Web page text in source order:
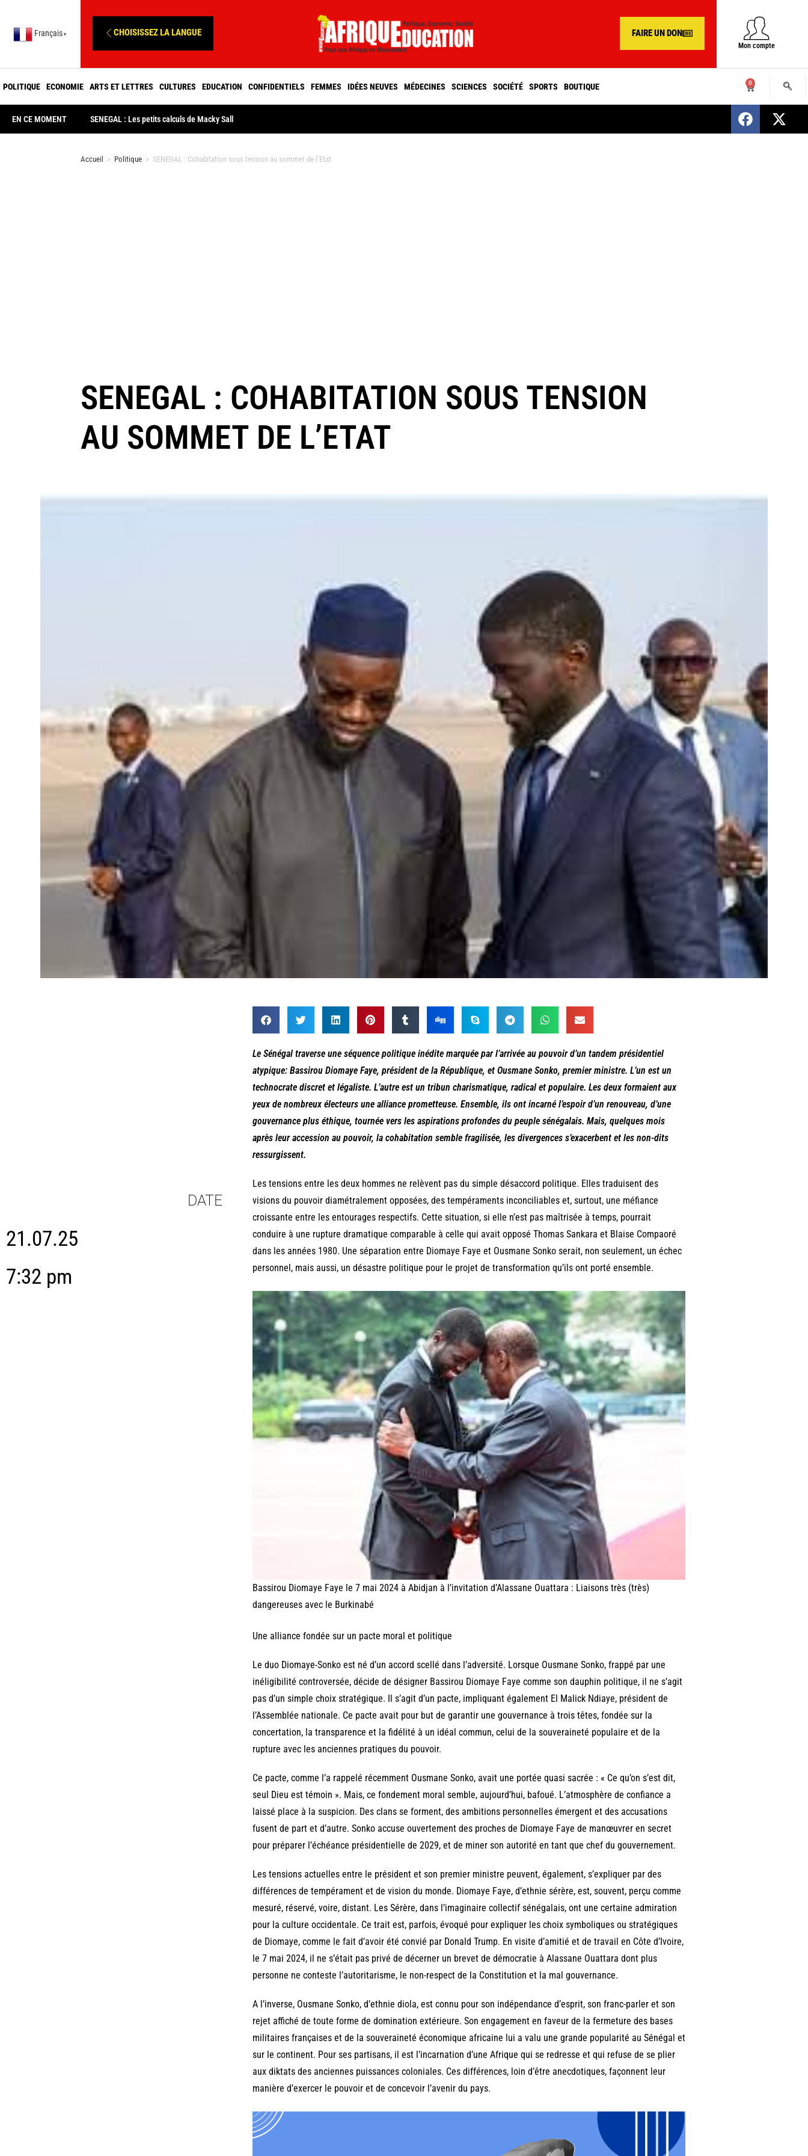
Français ▼ CHOISISSEZ LA LANGUE FAIRE UN DON
Mon compte
POLITIQUE ECONOMIE ARTS ET LETTRES CULTURES EDUCATION CONFIDENTIELS FEMMES IDÉES NEUVES MÉDECINES SCIENCES SOCIÉTÉ SPORTS BOUTIQUE 0
EN CE MOMENT SENEGAL : Les petits calculs de Macky Sall SENEGAL : Nomination d’un nouveau
Accueil > Politique > SENEGAL : Cohabitation sous tension au sommet de l’Etat
SENEGAL : COHABITATION SOUS TENSION
AU SOMMET DE L’ETAT
DATE
21.07.25
7:32 pm
Le Sénégal traverse une séquence politique inédite marquée par l’arrivée au pouvoir d’un tandem présidentiel
atypique: Bassirou Diomaye Faye, président de la République, et Ousmane Sonko, premier ministre. L’un est un
technocrate discret et légaliste. L’autre est un tribun charismatique, radical et populaire. Les deux formaient aux
yeux de nombreux électeurs une alliance prometteuse. Ensemble, ils ont incarné l’espoir d’un renouveau, d’une
gouvernance plus éthique, tournée vers les aspirations profondes du peuple sénégalais. Mais, quelques mois
après leur accession au pouvoir, la cohabitation semble fragilisée, les divergences s’exacerbent et les non-dits
ressurgissent.
Les tensions entre les deux hommes ne relèvent pas du simple désaccord politique. Elles traduisent des
visions du pouvoir diamétralement opposées, des tempéraments inconciliables et, surtout, une méfiance
croissante entre les entourages respectifs. Cette situation, si elle n’est pas maîtrisée à temps, pourrait
conduire à une rupture dramatique comparable à celle qui avait opposé Thomas Sankara et Blaise Compaoré
dans les années 1980. Une séparation entre Diomaye Faye et Ousmane Sonko serait, non seulement, un échec
personnel, mais aussi, un désastre politique pour le projet de transformation qu’ils ont porté ensemble.
Bassirou Diomaye Faye le 7 mai 2024 à Abidjan à l’invitation d’Alassane Ouattara : Liaisons très (très)
dangereuses avec le Burkinabé
Une alliance fondée sur un pacte moral et politique
Le duo Diomaye-Sonko est né d’un accord scellé dans l’adversité. Lorsque Ousmane Sonko, frappé par une
inéligibilité controversée, décide de désigner Bassirou Diomaye Faye comme son dauphin politique, il ne s’agit
pas d’un simple choix stratégique. Il s’agit d’un pacte, impliquant également El Malick Ndiaye, président de
l’Assemblée nationale. Ce pacte avait pour but de garantir une gouvernance à trois têtes, fondée sur la
concertation, la transparence et la fidélité à un idéal commun, celui de la souveraineté populaire et de la
rupture avec les anciennes pratiques du pouvoir.
Ce pacte, comme l’a rappelé récemment Ousmane Sonko, avait une portée quasi sacrée : « Ce qu’on s’est dit,
seul Dieu est témoin ». Mais, ce fondement moral semble, aujourd’hui, bafoué. L’atmosphère de confiance a
laissé place à la suspicion. Des clans se forment, des ambitions personnelles émergent et des accusations
fusent de part et d’autre. Sonko accuse ouvertement des proches de Diomaye Faye de manœuvrer en secret
pour préparer l’échéance présidentielle de 2029, et de miner son autorité en tant que chef du gouvernement.
Les tensions actuelles entre le président et son premier ministre peuvent, également, s’expliquer par des
différences de tempérament et de vision du monde. Diomaye Faye, d’ethnie sérère, est, souvent, perçu comme
mesuré, réservé, voire, distant. Les Sérère, dans l’imaginaire collectif sénégalais, ont une certaine admiration
pour la culture occidentale. Ce trait est, parfois, évoqué pour expliquer les choix symboliques ou stratégiques
de Diomaye, comme le fait d’avoir été convié par Donald Trump. En visite d’amitié et de travail en Côte d’Ivoire,
le 7 mai 2024, il ne s’était pas privé de décerner un brevet de démocratie à Alassane Ouattara dont plus
personne ne conteste l’autoritarisme, le non-respect de la Constitution et la mal gouvernance.
A l’inverse, Ousmane Sonko, d’ethnie diola, est connu pour son indépendance d’esprit, son franc-parler et son
rejet affiché de toute forme de domination extérieure. Son engagement en faveur de la fermeture des bases
militaires françaises et de la souveraineté économique africaine lui a valu une grande popularité au Sénégal et
sur le continent. Pour ses partisans, il est l’incarnation d’une Afrique qui se redresse et qui refuse de se plier
aux diktats des anciennes puissances coloniales. Ces différences, loin d’être anecdotiques, façonnent leur
manière d’exercer le pouvoir et de concevoir l’avenir du pays.